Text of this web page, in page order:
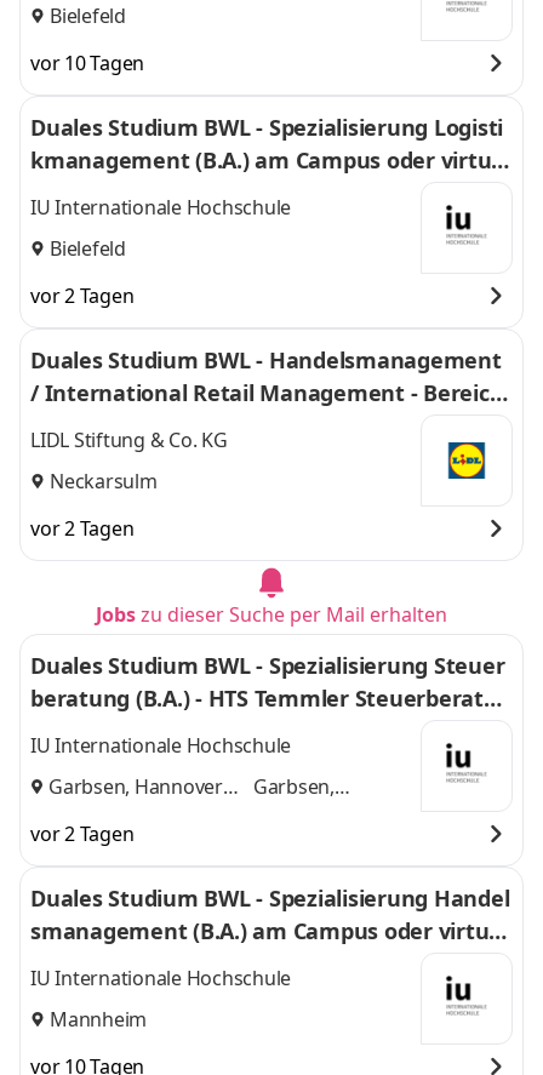
Bielefeld
vor 10 Tagen
Duales Studium BWL - Spezialisierung Logisti
kmanagement (B.A.) am Campus oder virtuel
l
IU Internationale Hochschule
Bielefeld
vor 2 Tagen
Duales Studium BWL - Handelsmanagement
/ International Retail Management - Bereich
Einkauf 2027
LIDL Stiftung & Co. KG
Neckarsulm
vor 2 Tagen
Jobszu dieser Suche per Mail erhalten
Duales Studium BWL - Spezialisierung Steuer
beratung (B.A.) - HTS Temmler Steuerberatun
gsgesellschaften mbH
IU Internationale Hochschule
Garbsen, Hannover
Garbsen,
vor 2 Tagen
Duales Studium BWL - Spezialisierung Handel
smanagement (B.A.) am Campus oder virtuel
l
IU Internationale Hochschule
Mannheim
vor 10 Tagen